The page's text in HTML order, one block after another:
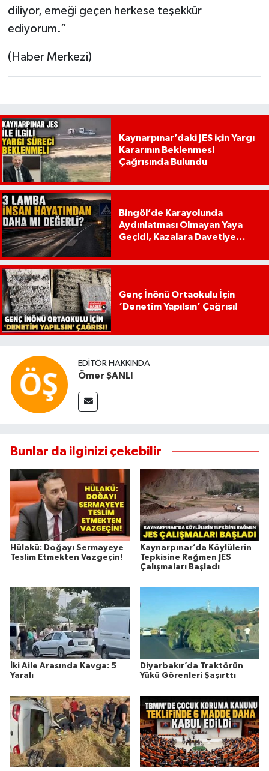
diliyor, emeği geçen herkese teşekkür
ediyorum.”
(Haber Merkezi)
Kaynarpınar’daki JES için Yargı
Kararının Beklenmesi
Çağrısında Bulundu
Bingöl’de Karayolunda
Aydınlatması Olmayan Yaya
Geçidi, Kazalara Davetiye
Genç İnönü Ortaokulu İçin
‘Denetim Yapılsın’ Çağrısı!
EDITÖR HAKKINDA
Ömer ŞANLI
Bunlar da ilginizi çekebilir
Hülakü: Doğayı Sermayeye
Teslim Etmekten Vazgeçin!
Kaynarpınar’da Köylülerin
Tepkisine Rağmen JES
Çalışmaları Başladı
İki Aile Arasında Kavga: 5
Yaralı
Diyarbakır’da Traktörün
Yükü Görenleri Şaşırttı